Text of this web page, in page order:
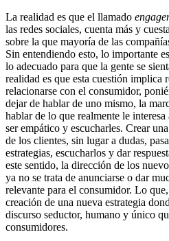
La realidad es que el llamado
las redes sociales, cuenta más y
sobre la que mayoría de las
Sin entendiendo esto, lo importante
lo adecuado para que la gente se
realidad es que esta cuestión implica
relacionarse con el consumidor,
dejar de hablar de uno mismo, la
hablar de lo que realmente le
ser empático y escucharles. Crear
de los clientes, sin lugar a dudas,
estrategias, escucharlos y dar
este sentido, la dirección de los
ya no se trata de anunciarse o dar
relevante para el consumidor. Lo
creación de una nueva estrategia
discurso seductor, humano y único
consumidores.